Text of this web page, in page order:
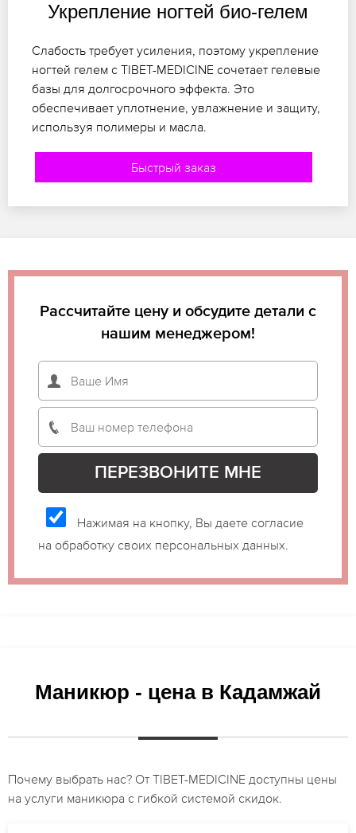
Укрепление ногтей био-гелем
Слабость требует усиления, поэтому укрепление
ногтей гелем с TIBET-MEDICINE сочетает гелевые
базы для долгосрочного эффекта. Это
обеспечивает уплотнение, увлажнение и защиту,
используя полимеры и масла.
Быстрый заказ
Рассчитайте цену и обсудите детали с
нашим менеджером!
Нажимая на кнопку, Вы даете согласие
на обработку своих персональных данных.
Маникюр - цена в Кадамжай
Почему выбрать нас? От TIBET-MEDICINE доступны цены
на услуги маникюра с гибкой системой скидок.